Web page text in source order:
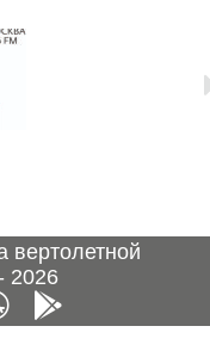
вертолетной
2026